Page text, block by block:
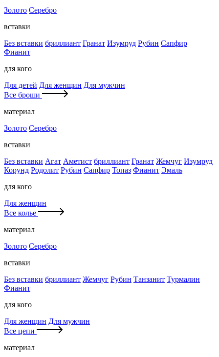
Золото Серебро
вставки
Без вставки бриллиант Гранат Изумруд Рубин Сапфир
Фианит
для кого
Для детей Для женщин Для мужчин
Все броши
материал
Золото Серебро
вставки
Без вставки Агат Аметист бриллиант Гранат Жемчуг Изумруд
Корунд Родолит Рубин Сапфир Топаз Фианит Эмаль
для кого
Для женщин
Все колье
материал
Золото Серебро
вставки
Без вставки бриллиант Жемчуг Рубин Танзанит Турмалин
Фианит
для кого
Для женщин Для мужчин
Все цепи
материал